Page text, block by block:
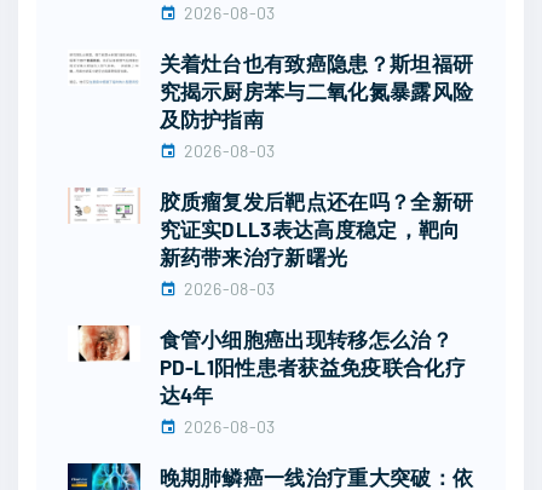
2026-08-03
关着灶台也有致癌隐患？斯坦福研
究揭示厨房苯与二氧化氮暴露风险
及防护指南
2026-08-03
胶质瘤复发后靶点还在吗？全新研
究证实DLL3表达高度稳定，靶向
新药带来治疗新曙光
2026-08-03
食管小细胞癌出现转移怎么治？
PD-L1阳性患者获益免疫联合化疗
达4年
2026-08-03
晚期肺鳞癌一线治疗重大突破：依